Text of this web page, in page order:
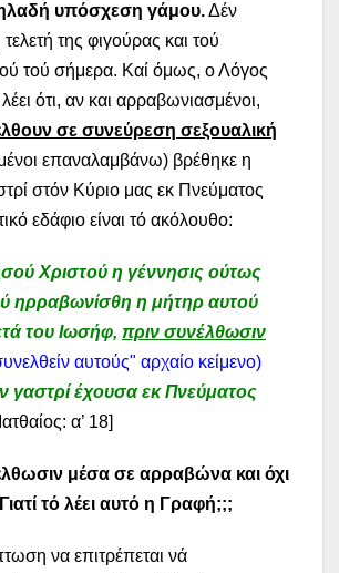
υπόσχεση γάμου.Δέν
της φιγούρας και τού
τού σήμερα. Καί όμως, ο Λόγος
ότι, αν και αρραβωνιασμένοι,
σε συνεύρεση σεξουαλική
επαναλαμβάνω) βρέθηκε η
στόν Κύριο μας εκ Πνεύματος
εδάφιο είναι τό ακόλουθο:
Χριστού η γέννησις ούτως
ηρραβωνίσθη η μήτηρ αυτού
του Ιωσήφ, πριν συνέλθωσιν
αυτούς" αρχαίο κείμενο)
γαστρί έχουσα εκ Πνεύματος
α’ 18]
μέσα σε αρραβώνα και όχι
τό λέει αυτό η Γραφή;;;
να επιτρέπεται νά